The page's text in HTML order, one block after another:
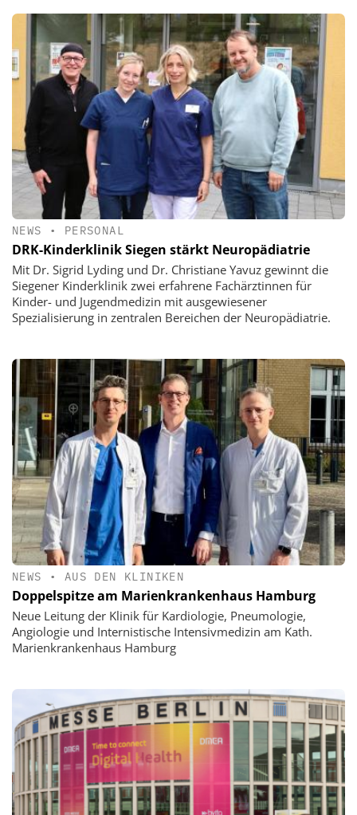
NEWS • PERSONAL
DRK-Kinderklinik Siegen stärkt Neuropädiatrie
Mit Dr. Sigrid Lyding und Dr. Christiane Yavuz gewinnt die
Siegener Kinderklinik zwei erfahrene Fachärztinnen für
Kinder- und Jugendmedizin mit ausgewiesener
Spezialisierung in zentralen Bereichen der Neuropädiatrie.
NEWS • AUS DEN KLINIKEN
Doppelspitze am Marienkrankenhaus Hamburg
Neue Leitung der Klinik für Kardiologie, Pneumologie,
Angiologie und Internistische Intensivmedizin am Kath.
Marienkrankenhaus Hamburg